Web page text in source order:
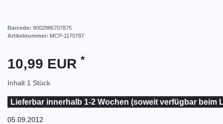
Barcode: 9002986707875
Artikelnummer: MCP-1170787
10,99 EUR *
Inhalt 1 Stück
Lieferbar innerhalb 1-2 Wochen (soweit verfügbar beim
05.09.2012